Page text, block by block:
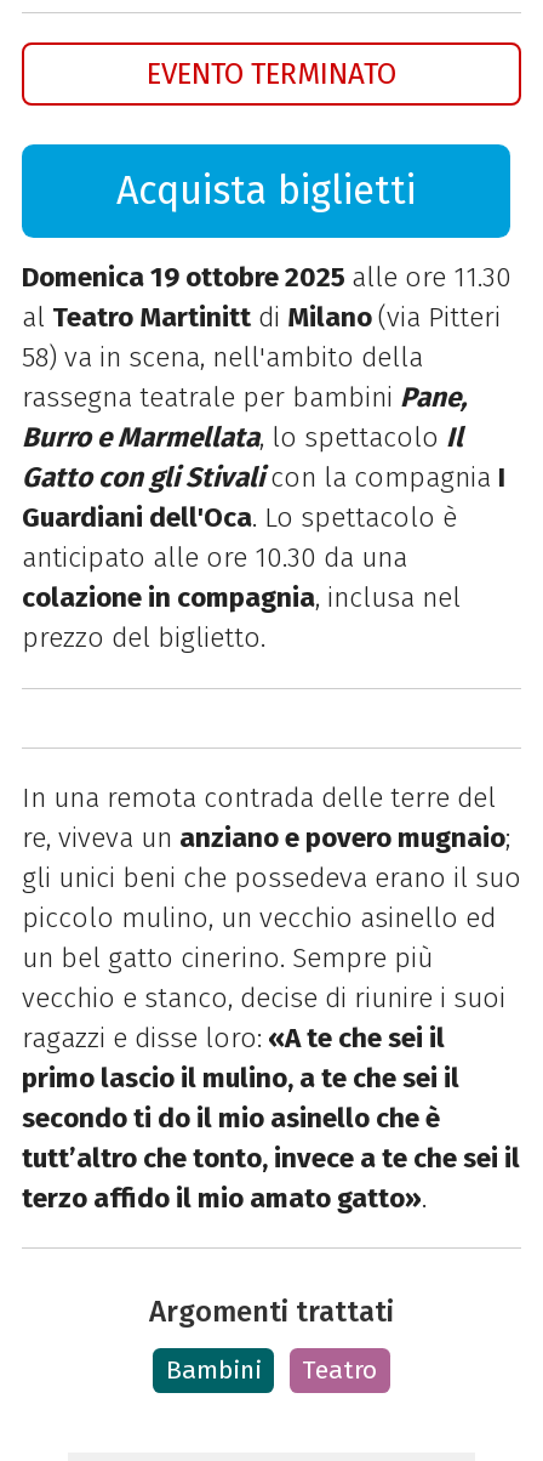
EVENTO TERMINATO
Acquista biglietti
Domenica 19 ottobre 2025 alle ore 11.30
al Teatro Martinittdi Milano(via Pitteri
58) va in scena, nell'ambito della
rassegna teatrale per bambini Pane,
Burro e Marmellata, lo spettacolo Il
Gatto con gli Stivalicon la compagnia I
Guardiani dell'Oca. Lo spettacolo è
anticipato alle ore 10.30 da una
colazione in compagnia, inclusa nel
prezzo del biglietto.
In una remota contrada delle terre del
re, viveva un anziano e povero mugnaio;
gli unici beni che possedeva erano il suo
piccolo mulino, un vecchio asinello ed
un bel gatto cinerino. Sempre più
vecchio e stanco, decise di riunire i suoi
ragazzi e disse loro: «A te che sei il
primo lascio il mulino, a te che sei il
secondo ti do il mio asinello che è
tutt’altro che tonto, invece a te che sei il
terzo affido il mio amato gatto».
Argomenti trattati
Bambini Teatro